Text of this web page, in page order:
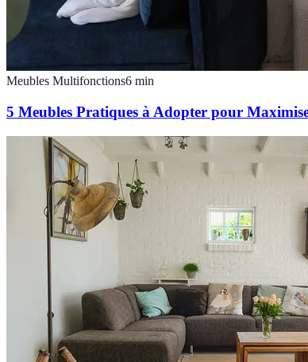
Meubles Multifonctions6 min
5 Meubles Pratiques à Adopter pour